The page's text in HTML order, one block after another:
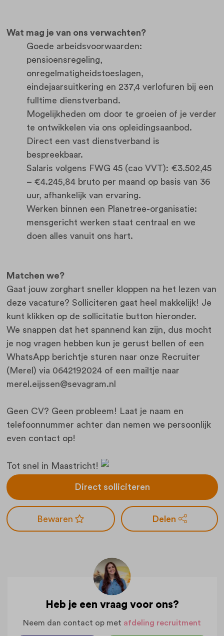
Wat mag je van ons verwachten?
Goede arbeidsvoorwaarden:
pensioensregeling,
onregelmatigheidstoeslagen,
eindejaarsuitkering en 237,4 verlofuren bij een
fulltime dienstverband.
Mogelijkheden om door te groeien of je verder
te ontwikkelen via ons opleidingsaanbod.
Direct een vast dienstverband is
bespreekbaar.
Salaris volgens FWG 45 (cao VVT): €3.502,45
– €4.245,84 bruto per maand op basis van 36
uur, afhankelijk van ervaring.
Werken binnen een Planetree-organisatie:
mensgericht werken staat centraal en we
doen alles vanuit ons hart.
Matchen we?
Gaat jouw zorghart sneller kloppen na het lezen van
deze vacature? Solliciteren gaat heel makkelijk! Je
kunt klikken op de sollicitatie button hieronder.
We snappen dat het spannend kan zijn, dus mocht
je nog vragen hebben kun je gerust bellen of een
WhatsApp berichtje sturen naar onze Recruiter
(Merel) via 0642192024 of een mailtje naar
merel.eijssen@sevagram.nl
Geen CV? Geen probleem! Laat je naam en
telefoonnummer achter dan nemen we persoonlijk
even contact op!
Tot snel in Maastricht!
Direct solliciteren
Delen
Heb je een vraag voor ons?
Neem dan contact op met afdeling recruitment